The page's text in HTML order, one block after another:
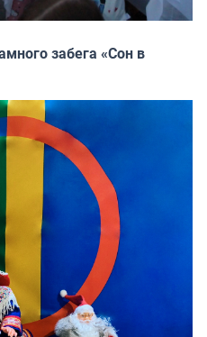
забега «Сон в